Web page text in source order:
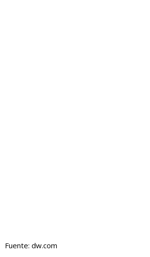
Fuente: dw.com